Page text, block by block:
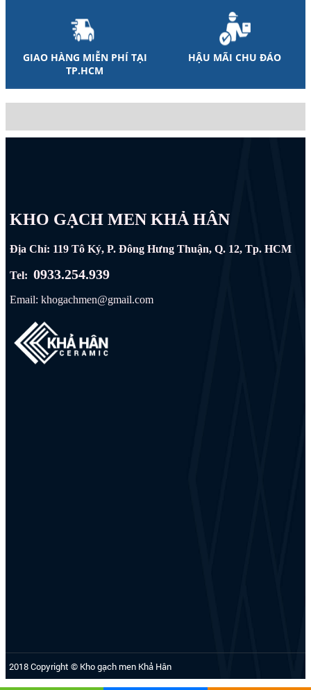
GIAO HÀNG MIỄN PHÍ TẠI
TP.HCM
HẬU MÃI CHU ĐÁO
KHO GẠCH MEN KHẢ HÂN
Địa Chỉ: 119 Tô Ký, P. Đông Hưng Thuận, Q. 12, Tp. HCM
Tel:0933.254.939
Email: khogachmen@gmail.com
2018 Copyright © Kho gạch men Khả Hân